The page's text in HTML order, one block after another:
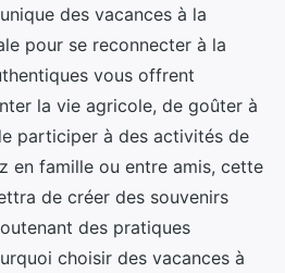
des vacances à la
pour se reconnecter à la
vous offrent
la vie agricole, de goûter à
participer à des activités de
en famille ou entre amis, cette
de créer des souvenirs
des pratiques
choisir des vacances à